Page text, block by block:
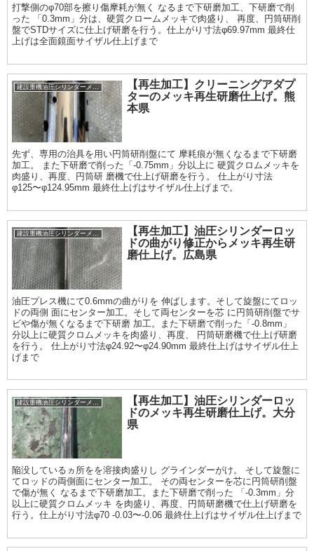
打撃側のφ70部を擦り傷摩耗が無く なるまで下研磨加工、下研磨で削
った 「0.3mm」分は、硬質クロームメッキで肉盛り、 再度、円筒研削
盤でSTDサイズに仕上げ研磨を行う。仕上がり寸法φ69.97mm 最終仕
上げは全面鏡面サイザル仕上げまで
【再生加工】クリーニングアダプ
ターのメッキ再生研磨仕上げ。熊
本県
先ず、専用の治具を用い円筒研削盤にて 摩耗痕が無くなるまで下研磨
加工。 また下研磨で削った「-0.75mm」分以上に 硬質クロムメッキを
肉盛り、再度、円筒研 磨機で仕上げ研磨を行う。 仕上がり寸法
φ125〜φ124.95mm 最終仕上げはサイザル仕上げまで。
【再生加工】油圧シリンダーロッ
ドの曲がり修正からメッキ再生研
磨仕上げ。広島県
油圧プレス機にて0.6mmの曲がりを 伸ばします。そして旋盤にてロッ
ドの両側 面にセンター加工。そして両センターを芯 に円筒研削盤でサ
ビや傷が無くなるまで下研磨 加工。また下研磨で削った「-0.8mm」
分以上に硬質クロムメッキを肉盛り、再度、 円筒研磨機で仕上げ研磨
を行う。 仕上がり寸法φ24.92〜φ24.90mm 最終仕上げはサイザル仕上
げまで
建設重機油圧シリンダーメッキ加工履歴
【再生加工】油圧シリンダーロッ
ドのメッキ再生研磨仕上げ。大分
県
陥没しているヵ所をを溶接肉盛りし グラインダーがけ。 そして旋盤に
てロッドの両側面にセンター加工。 その両センターを芯に円筒研削盤
で傷が無く なるまで下研磨加工。また下研磨で削った 「-0.3mm」分
以上に硬質クロムメッキ を肉盛り、再度、円筒研磨機で仕上げ研磨を
行う。仕上がり寸法φ70 -0.03〜-0.06 最終仕上げはサイザル仕上げまで